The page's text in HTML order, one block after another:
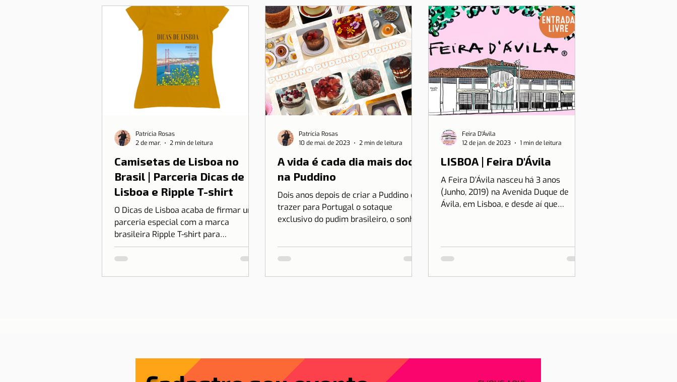
Camisetas de Lisboa no
Brasil | Parceria Dicas de
Lisboa e Ripple T-shirt
O Dicas de Lisboa acaba de firmar uma
parceria especial com a marca
brasileira Ripple T-shirt para
transformar o nosso amor por Lisboa
em algo que você pode vestir.
Patrícia Rosas
2 de mar.
2 min de leitura
A vida é cada dia mais doce
na Puddino
Dois anos depois de criar a Puddino e
trazer para Portugal o sotaque
exclusivo do pudim brasileiro, o sonho
Patrícia Rosas
10 de mai. de 2023
2 min de leitura
LISBOA | Feira D'Ávila
A Feira D’Ávila nasceu há 3 anos
(Junho, 2019) na Avenida Duque de
Ávila, em Lisboa, e desde aí que
Feira D'Ávila
12 de jan. de 2023
1 min de leitura